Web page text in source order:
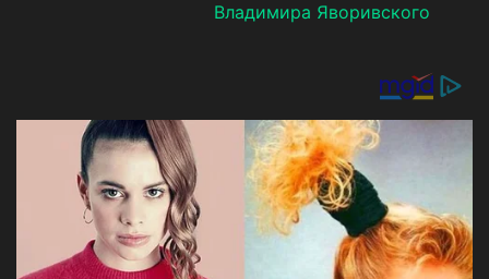
Владимира Яворивского